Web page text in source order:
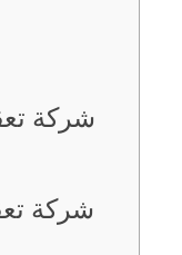
شركة
شركة